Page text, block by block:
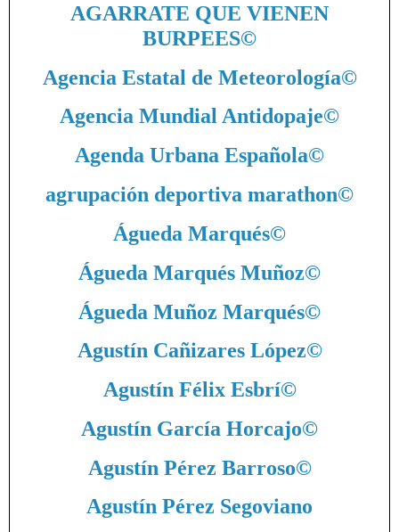
AGARRATE QUE VIENEN
BURPEES©
Agencia Estatal de Meteorología©
Agencia Mundial Antidopaje©
Agenda Urbana Española©
agrupación deportiva marathon©
Águeda Marqués©
Águeda Marqués Muñoz©
Águeda Muñoz Marqués©
Agustín Cañizares López©
Agustín Félix Esbrí©
Agustín García Horcajo©
Agustín Pérez Barroso©
Agustín Pérez Segoviano